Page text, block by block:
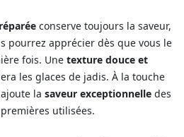
conserve toujours la saveur,
pourrez apprécier dès que vous le
fois. Une texture douce et
les glaces de jadis. À la touche
la saveur exceptionnelledes
utilisées.